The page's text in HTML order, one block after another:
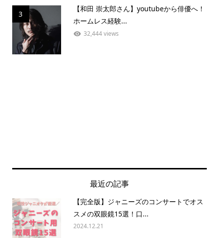
3
【和田 崇太郎さん】youtubeから俳優へ！
ホームレス経験...
32,444 views
最近の記事
【完全版】ジャニーズのコンサートでオス
スメの双眼鏡15選！口...
2024.12.21